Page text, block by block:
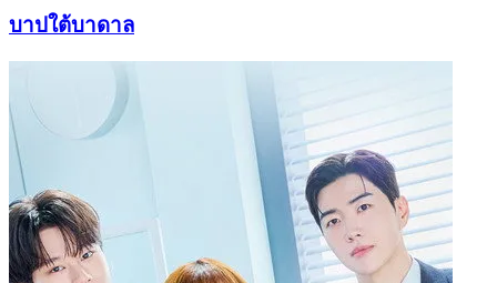
บาปใต้บาดาล